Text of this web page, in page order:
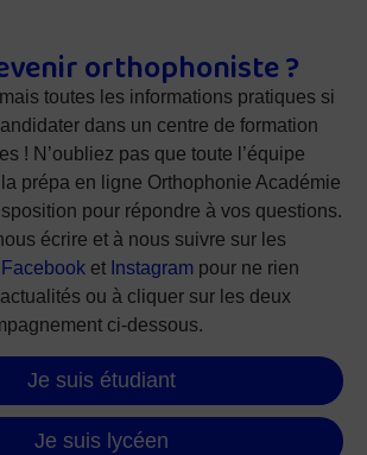
orthophoniste ?
toutes les informations pratiques si
dans un centre de formation
! N’oubliez pas que toute l’équipe
prépa en ligne Orthophonie Académie
pour répondre à vos questions.
écrire et à nous suivre sur les
Facebook et Instagram pour ne rien
ou à cliquer sur les deux
ci-dessous.
Je suis étudiant
Je suis lycéen